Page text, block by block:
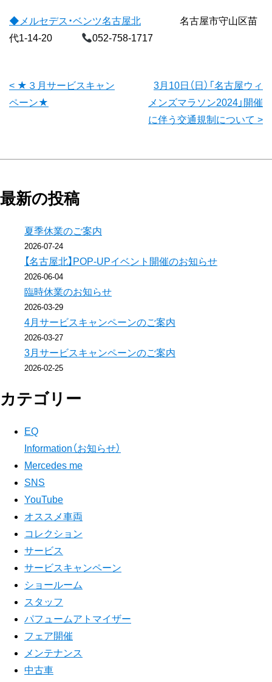
◆メルセデス・ベンツ名古屋北 名古屋市守山区苗
代1-14-20
052-758-1717
前
事
へ
の
リ
ン
ク
< ★３月サービスキャン
ペーン★
3月10日（日）「名古屋ウィ
メンズマラソン2024」開催
に伴う交通規制について >
最新の投稿
夏季休業のご案内
2026-07-24
【名古屋北】POP-UPイベント開催のお知らせ
2026-06-04
臨時休業のお知らせ
2026-03-29
4月サービスキャンペーンのご案内
2026-03-27
3月サービスキャンペーンのご案内
2026-02-25
カテゴリー
EQ
Information（お知らせ）
Mercedes me
SNS
YouTube
オススメ車両
コレクション
サービス
サービスキャンペーン
ショールーム
スタッフ
パフュームアトマイザー
フェア開催
メンテナンス
中古車